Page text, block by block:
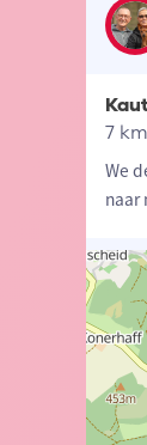
7 km
We
naar